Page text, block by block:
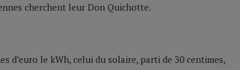
cherchent leur Don Quichotte.
d’euro le kWh, celui du solaire, parti de 30 centimes,